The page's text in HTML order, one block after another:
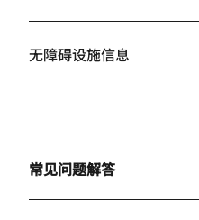
无障碍设施信息
常见问题解答